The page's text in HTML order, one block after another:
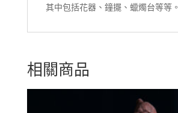
其中包括花器、鐘擺、蠟燭台等等。
相關商品